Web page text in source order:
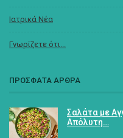
Ιατρικά Νέα
Γνωρίζετε ότι...
ΠΡΟΣΦΑΤΑ ΑΡΘΡΑ
Σαλάτα με
Απόλυτη…